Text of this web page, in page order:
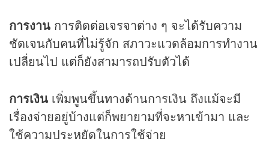
การงาน การติดต่อเจรจาต่าง ๆ จะได้รับความ
ชัดเจนกับคนที่ไม่รู้จัก สภาวะแวดล้อมการทำงาน
เปลี่ยนไป แต่ก็ยังสามารถปรับตัวได้
การเงิน เพิ่มพูนขึ้นทางด้านการเงิน ถึงแม้จะมี
เรื่องจ่ายอยู่บ้างแต่ก็พยายามที่จะหาเข้ามา และ
ใช้ความประหยัดในการใช้จ่าย